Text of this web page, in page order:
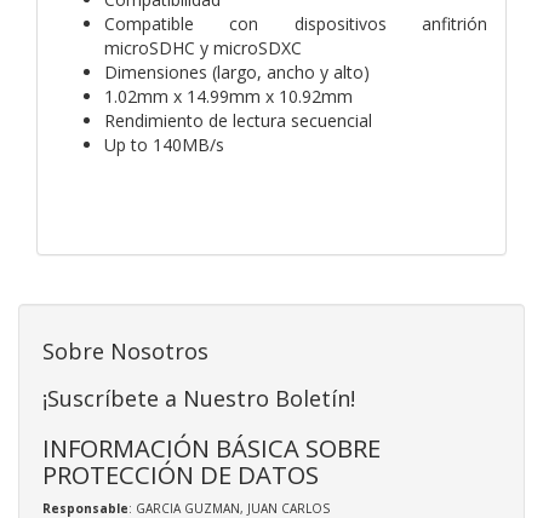
Compatible con dispositivos anfitrión
microSDHC y microSDXC
Dimensiones (largo, ancho y alto)
1.02mm x 14.99mm x 10.92mm
Rendimiento de lectura secuencial
Up to 140MB/s
Sobre Nosotros
¡Suscríbete a Nuestro Boletín!
INFORMACIÓN BÁSICA SOBRE
PROTECCIÓN DE DATOS
Responsable: GARCIA GUZMAN, JUAN CARLOS